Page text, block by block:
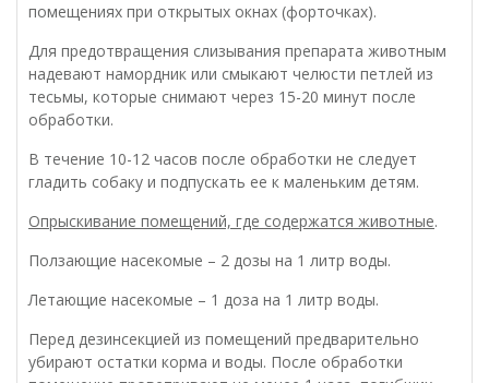
помещениях при открытых окнах (форточках).
Для предотвращения слизывания препарата животным
надевают намордник или смыкают челюсти петлей из
тесьмы, которые снимают через 15-20 минут после
обработки.
В течение 10-12 часов после обработки не следует
гладить собаку и подпускать ее к маленьким детям.
Опрыскивание помещений, где содержатся животные.
Ползающие насекомые – 2 дозы на 1 литр воды.
Летающие насекомые – 1 доза на 1 литр воды.
Перед дезинсекцией из помещений предварительно
убирают остатки корма и воды. После обработки